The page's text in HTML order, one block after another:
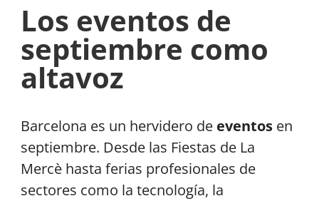
Los eventos de
septiembre como
altavoz
Barcelona es un hervidero de eventos en
septiembre. Desde las Fiestas de La
Mercè hasta ferias profesionales de
sectores como la tecnología, la